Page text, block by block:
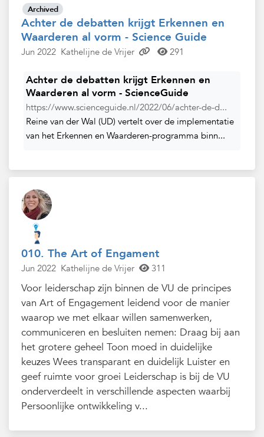
Achter de debatten krijgt Erkennen en
Waarderen al vorm - Science Guide
Archived
Jun 2022 Kathelijne de Vrijer 291
Achter de debatten krijgt Erkennen en
Waarderen al vorm - ScienceGuide
https://www.scienceguide.nl/2022/06/achter-de-d...
Reine van der Wal (UD) vertelt over de implementatie
van het Erkennen en Waarderen-programma binn...
010. The Art of Engament
Jun 2022 Kathelijne de Vrijer 311
Voor leiderschap zijn binnen de VU de principes
van Art of Engagement leidend voor de manier
waarop we met elkaar willen samenwerken,
communiceren en besluiten nemen: Draag bij aan
het grotere geheel Toon moed in duidelijke
keuzes Wees transparant en duidelijk Luister en
geef ruimte voor groei Leiderschap is bij de VU
onderverdeelt in verschillende aspecten waarbij
Persoonlijke ontwikkeling v...